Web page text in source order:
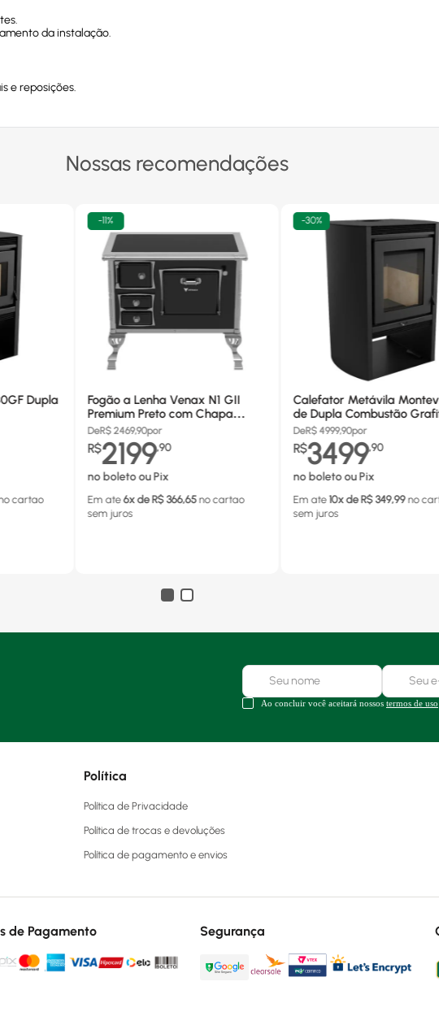
da instalação.
e reposições.
Nossas recomendações
Dupla
cartao
-11%
Fogão a Lenha Venax N1 GII
Premium Preto com Chapa
Vitrocerâmica - Chaminé Saída
Lado Direito
DeR$2469,90por
R$2199,90
no boleto ou Pix
Em ate 6x de R$ 366,65 no cartao
sem juros
-30%
Calefator Metávila
de Dupla Combustão
880GF
DeR$ 4999,90por
R$3499,90
no boleto ou Pix
Em ate 10x de R$ 349,99 no
sem juros
Ao concluir você aceitará nossos termos de uso
Política
Política de Privacidade
Política de trocas e devoluções
Política de pagamento e envios
de Pagamento Segurança